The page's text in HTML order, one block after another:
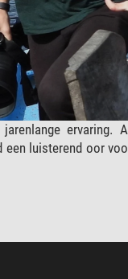
ervaring.
luisterend oor